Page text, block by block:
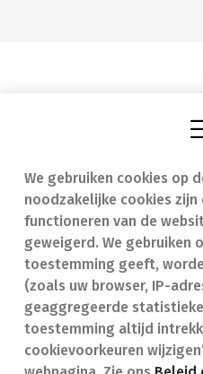
We gebruiken cookies op
noodzakelijke cookies
functioneren van de
geweigerd. We gebruiken
toestemming geeft,
(zoals uw browser, IP-
geaggregeerde
toestemming altijd
cookievoorkeuren
Vind een apotheek
Onze expertise
Ziekten
Geneesmiddelen